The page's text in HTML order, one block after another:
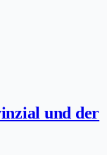
und der